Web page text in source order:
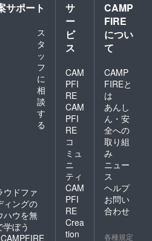
サポート
ス
タ
ッ
フ
に
相
談
す
る
ウドファ
ィングの
ハウを無
学ぼう
CAMPFIRE
サ
ー
ビ
ス
CAM
PFI
RE
CAM
PFI
RE
コ
ミュ
ニ
ティ
CAM
PFI
RE
Crea
tion
CAMP
FIRE
につい
て
CAMP
FIREと
は
あんし
ん・安
全への
取り組
み
ニュー
ス
ヘルプ
お問い
合わせ
各種規定